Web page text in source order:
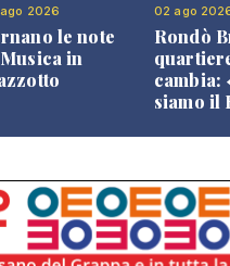
2026
le note
in
02 ago
Rondò
cambia:
siamo il